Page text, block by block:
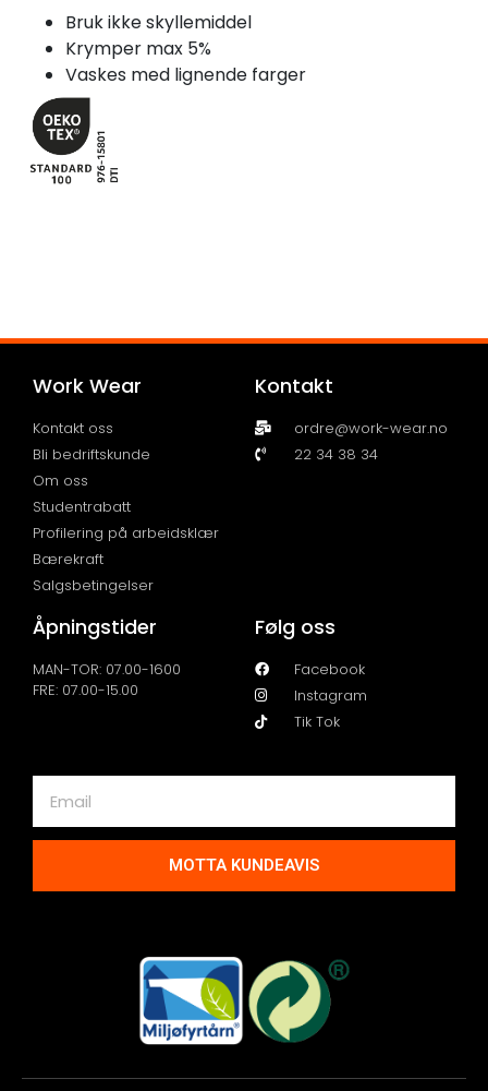
Bruk ikke skyllemiddel
Krymper max 5%
Vaskes med lignende farger
Work Wear
Kontakt oss
Bli bedriftskunde
Om oss
Studentrabatt
Profilering på arbeidsklær
Bærekraft
Salgsbetingelser
Kontakt
ordre@work-wear.no
22 34 38 34
Åpningstider
MAN-TOR: 07.00-1600
FRE: 07.00-15.00
Følg oss
Facebook
Instagram
Tik Tok
MOTTA KUNDEAVIS